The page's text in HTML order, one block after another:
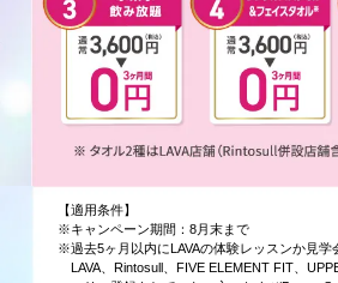
【適用条件】
※キャンペーン期間：8月末まで
※過去5ヶ月以内にLAVAの体験レッスンか見学
LAVA、Rintosull、FIVE ELEMENT FIT、